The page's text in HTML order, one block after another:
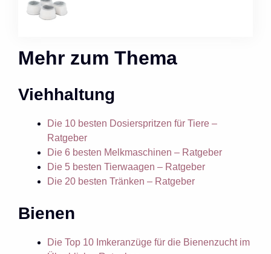
Mehr zum Thema
Viehhaltung
Die 10 besten Dosierspritzen für Tiere –
Ratgeber
Die 6 besten Melkmaschinen – Ratgeber
Die 5 besten Tierwaagen – Ratgeber
Die 20 besten Tränken – Ratgeber
Bienen
Die Top 10 Imkeranzüge für die Bienenzucht im